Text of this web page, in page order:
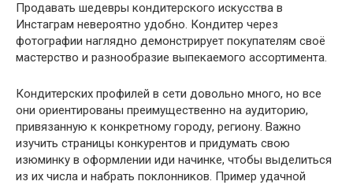
Продавать шедевры кондитерского искусства в
Инстаграм невероятно удобно. Кондитер через
фотографии наглядно демонстрирует покупателям своё
мастерство и разнообразие выпекаемого ассортимента.
Кондитерских профилей в сети довольно много, но все
они ориентированы преимущественно на аудиторию,
привязанную к конкретному городу, региону. Важно
изучить страницы конкурентов и придумать свою
изюминку в оформлении иди начинке, чтобы выделиться
из их числа и набрать поклонников. Пример удачной